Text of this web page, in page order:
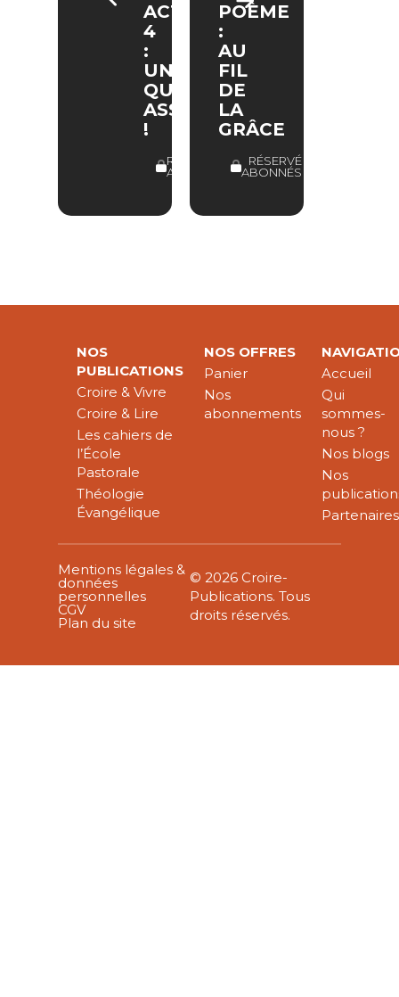
ACTE
4
:
UNE
QUÊTE
ASSOUVIE
!
RÉSERVÉ
ABONNÉS
POÈME
:
AU
FIL
DE
LA
GRÂCE
RÉSERVÉ
ABONNÉS
NOS
PUBLICATIONS
Croire & Vivre
Croire & Lire
Les cahiers de
l’École
Pastorale
Théologie
Évangélique
NOS OFFRES
Panier
Nos
abonnements
Accueil
Qui
sommes-
nous ?
Nos blogs
Nos
Partenaires
Mentions légales &
données
personnelles
CGV
Plan du site
© 2026 Croire-
Publications. Tous
droits réservés.